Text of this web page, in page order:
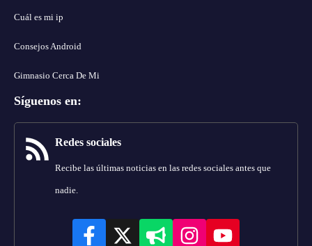
Cuál es mi ip
Consejos Android
Gimnasio Cerca De Mi
Síguenos en:
Redes sociales
Recibe las últimas noticias en las redes sociales antes que
nadie.